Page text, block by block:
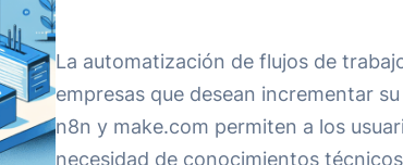
La automatización de flujos de
empresas que desean incrementar
n8n y make.com permiten a los
necesidad de conocimientos